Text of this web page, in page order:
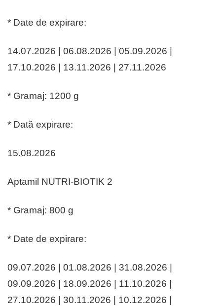
* Date de expirare:
14.07.2026 | 06.08.2026 | 05.09.2026 |
17.10.2026 | 13.11.2026 | 27.11.2026
* Gramaj: 1200 g
* Dată expirare:
15.08.2026
Aptamil NUTRI-BIOTIK 2
* Gramaj: 800 g
* Date de expirare:
09.07.2026 | 01.08.2026 | 31.08.2026 |
09.09.2026 | 18.09.2026 | 11.10.2026 |
27.10.2026 | 30.11.2026 | 10.12.2026 |